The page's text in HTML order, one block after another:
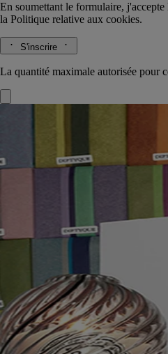
En soumettant le formulaire, j'accepte
la Politique relative aux cookies.
S'inscrire
La quantité maximale autorisée pour